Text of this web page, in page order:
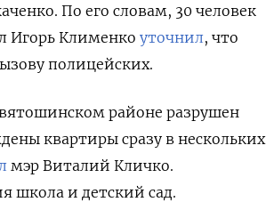
По его словам, 30 человек
Игорь Клименко уточнил, что
полицейских.
районе разрушен
квартиры сразу в нескольких
мэр Виталий Кличко.
школа и детский сад.